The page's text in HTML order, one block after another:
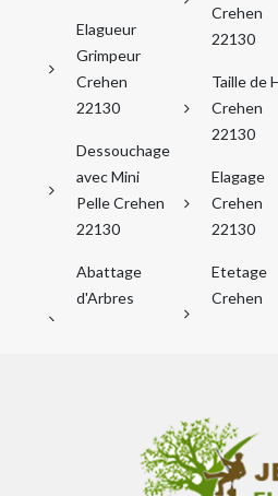
Elagueur
Grimpeur
Crehen
22130
Dessouchage
avec Mini
Pelle Crehen
22130
Abattage
d'Arbres
Crehen
22130
Taille de
Crehen
22130
Elagage
Crehen
22130
Etetage
Crehen